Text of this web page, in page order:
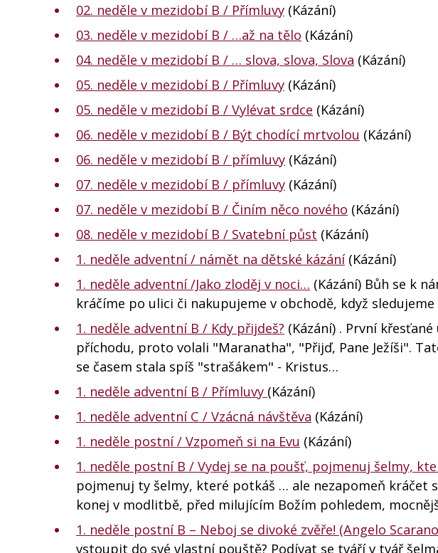
02. neděle v mezidobí B / Přímluvy (Kázání)
03. neděle v mezidobí B / …až na tělo (Kázání)
04. neděle v mezidobí B / … slova, slova, Slova (Kázání)
05. neděle v mezidobí B / Přímluvy (Kázání)
05. neděle v mezidobí B / Vylévat srdce (Kázání)
06. neděle v mezidobí B / Být chodící mrtvolou (Kázání)
06. neděle v mezidobí B / přímluvy (Kázání)
07. neděle v mezidobí B / přímluvy (Kázání)
07. neděle v mezidobí B / Činím něco nového (Kázání)
08. neděle v mezidobí B / Svatební půst (Kázání)
1. neděle adventní / námět na dětské kázání(Kázání)
1. neděle adventní /Jako zloděj v noci… (Kázání) Bůh se k
kráčíme po ulici či nakupujeme v obchodě, když
1. neděle adventní B / Kdy přijdeš? (Kázání) . První
příchodu, proto volali "Maranatha", "Přijď, Pane Ježíši".
se časem stala spíš "strašákem" - Kristus…
1. neděle adventní B / Přímluvy (Kázání)
1. neděle adventní C / Vzácná návštěva (Kázání)
1. neděle postní / Vzpomeň si na Evu (Kázání)
1. neděle postní B / Vydej se na poušť, pojmenuj šelmy,
pojmenuj ty šelmy, které potkáš … ale nezapomeň kráčet
konej v modlitbě, před milujícím Božím pohledem,
1. neděle postní B – Neboj se divoké zvěře! (Angelo
vstoupit do své vlastní pouště? Podívat se tváří v tvář